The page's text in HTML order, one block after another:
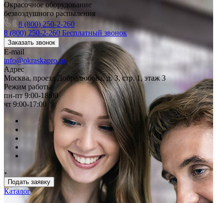
Окрасочное оборудование
безвоздушного распыления
8 (800) 250-2-260
8 (800) 250-2-260 Бесплатный звонок
Заказать звонок
E-mail
info@okraskapro.ru
Адрес
Москва, проезд Добролюбова, д. 3, стр. 1, этаж 3
Режим работы
пн-пт 9:00-18:00
чт 9:00-17:00
Подать заявку
Каталог